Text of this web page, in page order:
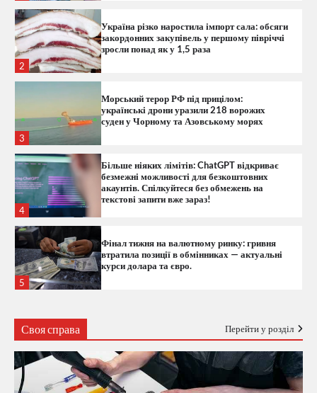
2
Україна різко наростила імпорт сала: обсяги
закордонних закупівель у першому півріччі
зросли понад як у 1,5 раза
3
Морський терор РФ під прицілом:
українські дрони уразили 218 ворожих
суден у Чорному та Азовському морях
4
Більше ніяких лімітів: ChatGPT відкриває
безмежні можливості для безкоштовних
акаунтів. Спілкуйтеся без обмежень на
текстові запити вже зараз!
5
Фінал тижня на валютному ринку: гривня
втратила позиції в обмінниках — актуальні
курси долара та євро.
6
банках та обмінниках України на 7 серпня
Офіційний курс валют на понеділок:
Своя справа Перейти у розділ